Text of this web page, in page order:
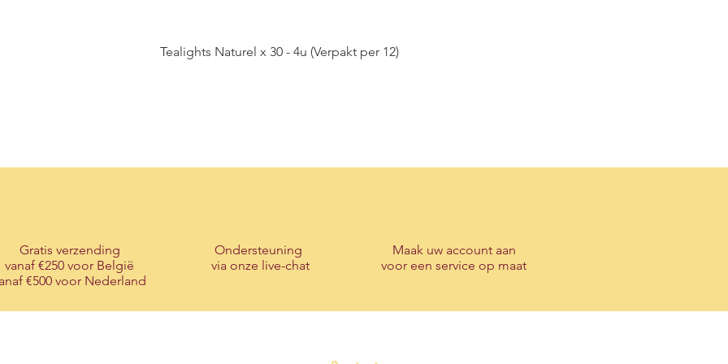
Tealights Naturel x 30 - 4u (Verpakt per 12)
Gratis verzending
vanaf €250 voor België
€500 voor Nederland
Ondersteuning
via onze live-chat
Maak uw accountaan
voor een service op maat